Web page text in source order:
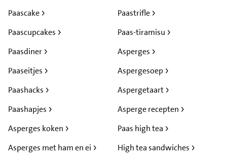
Paascake
Paascupcakes
Paasdiner
Paaseitjes
Paashacks
Paashapjes
Paastrifle
Paas-tiramisu
Asperges
Aspergesoep
Aspergetaart
Asperge recepten
Asperges koken
Asperges met ham en ei
Paas high tea
High tea sandwiches